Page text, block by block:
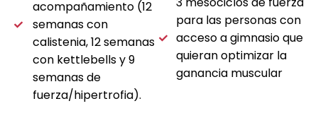
acompañamiento (12
semanas con
calistenia, 12 semanas
con kettlebells y 9
semanas de
fuerza/hipertrofia).
para las personas con
acceso a gimnasio que
quieran optimizar la
ganancia muscular